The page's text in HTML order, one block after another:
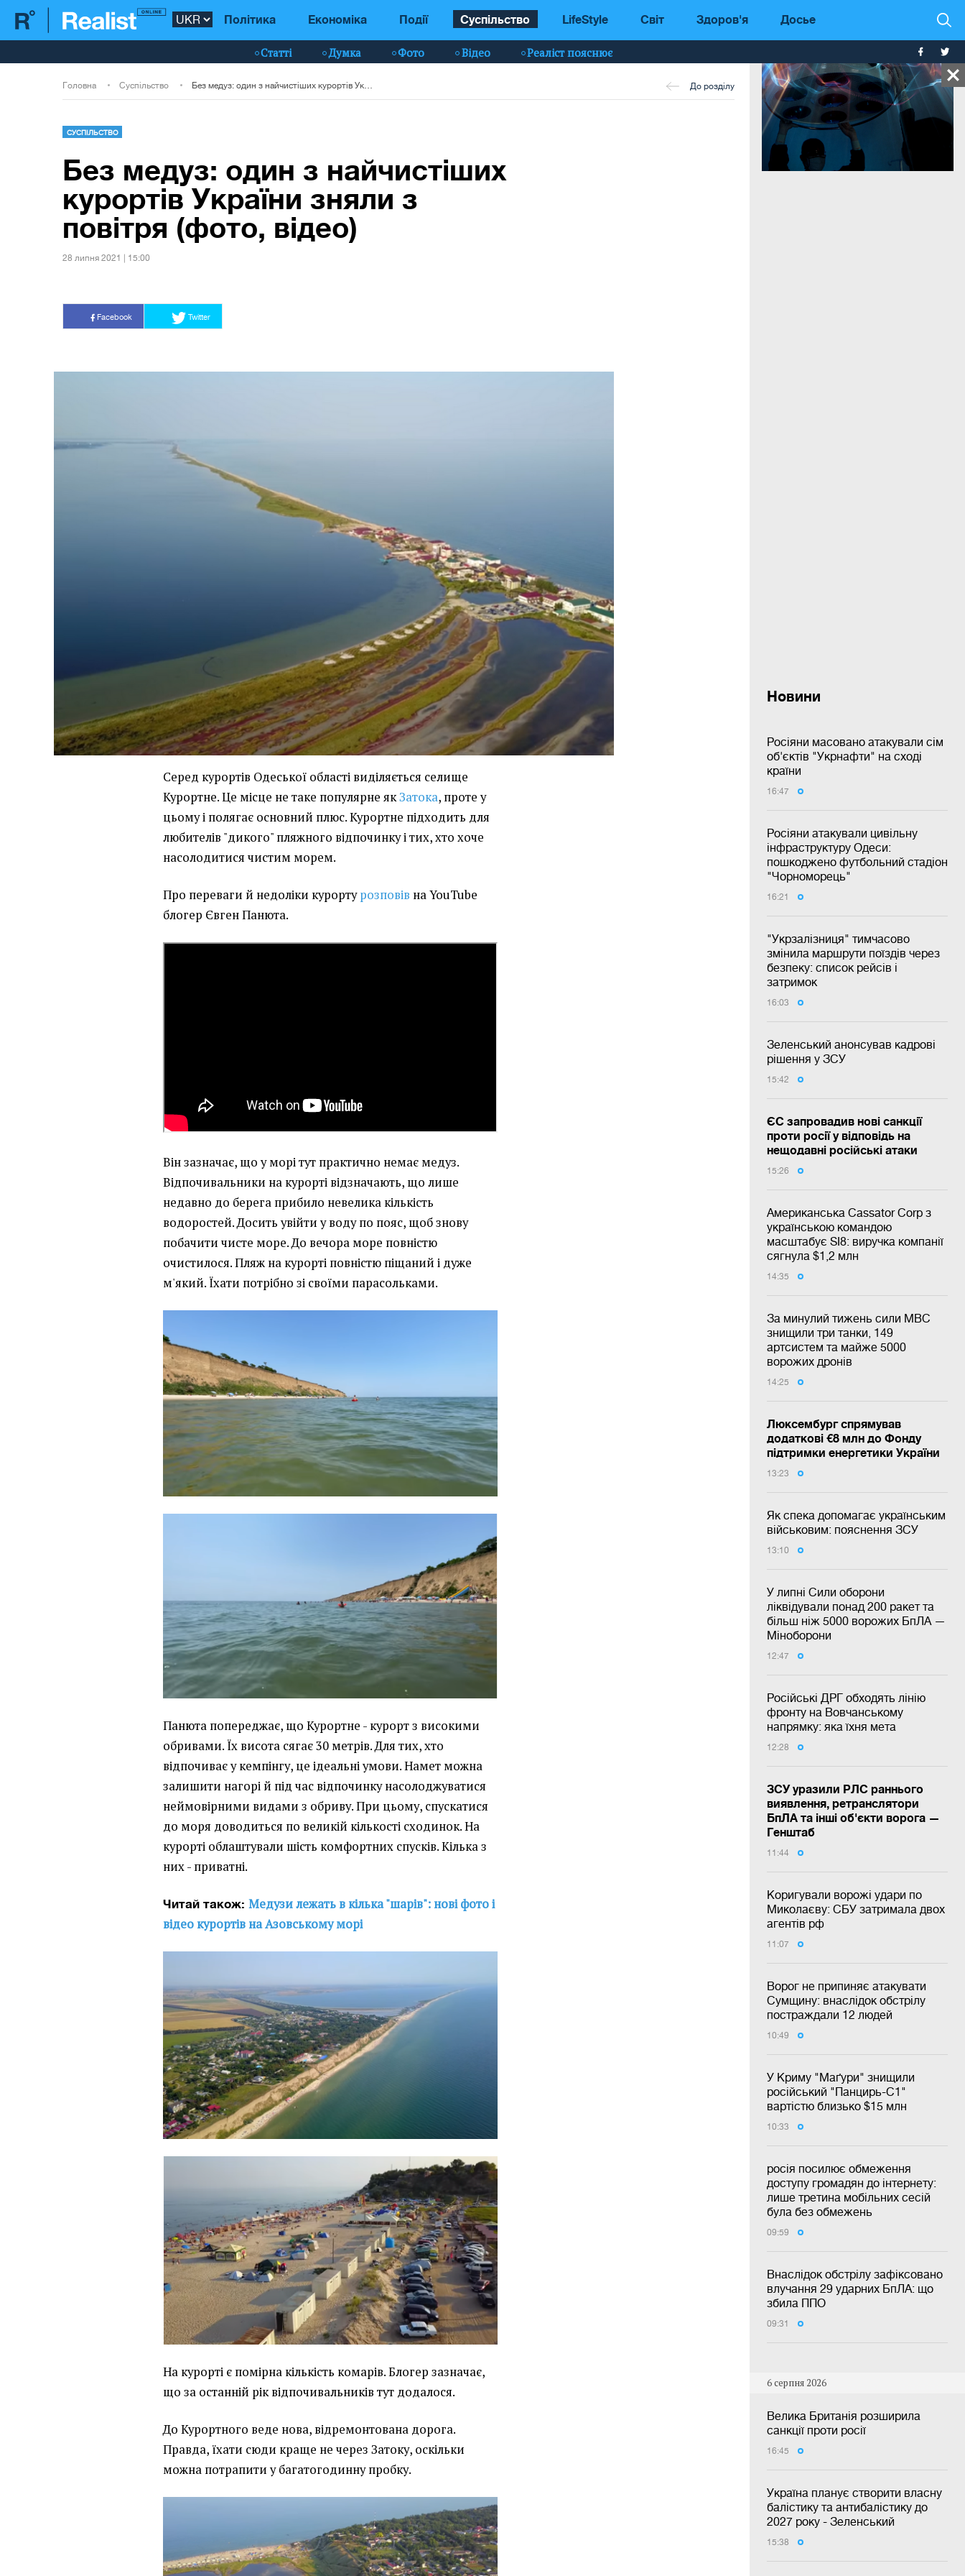
Політика Економіка Події Суспільство LifeStyle Світ Здоров'я Досье
Статті Думка Фото Відео Реаліст пояснює
Новини
Росіяни масовано атакували сім
об'єктів "Укрнафти" на сході
країни
16:47
Росіяни атакували цивільну
інфраструктуру Одеси:
пошкоджено футбольний стадіон
"Чорноморець"
16:21
"Укрзалізниця" тимчасово
змінила маршрути поїздів через
безпеку: список рейсів і
затримок
16:03
Зеленський анонсував кадрові
рішення у ЗСУ
15:42
ЄС запровадив нові санкції
проти росії у відповідь на
нещодавні російські атаки
15:26
Американська Cassator Corp з
українською командою
масштабує SI8: виручка компанії
сягнула $1,2 млн
14:35
За минулий тижень сили МВС
знищили три танки, 149
артсистем та майже 5000
ворожих дронів
14:25
Люксембург спрямував
додаткові €8 млн до Фонду
підтримки енергетики України
13:23
Як спека допомагає українським
військовим: пояснення ЗСУ
13:10
У липні Сили оборони
ліквідували понад 200 ракет та
більш ніж 5000 ворожих БпЛА —
Міноборони
12:47
Російські ДРГ обходять лінію
фронту на Вовчанському
напрямку: яка їхня мета
12:28
ЗСУ уразили РЛС раннього
виявлення, ретранслятори
БпЛА та інші об'єкти ворога —
Генштаб
11:44
Коригували ворожі удари по
Миколаєву: СБУ затримала двох
агентів рф
11:07
Ворог не припиняє атакувати
Сумщину: внаслідок обстрілу
постраждали 12 людей
10:49
У Криму "Маґури" знищили
російський "Панцирь-С1"
вартістю близько $15 млн
10:33
росія посилює обмеження
доступу громадян до інтернету:
лише третина мобільних сесій
була без обмежень
09:59
Внаслідок обстрілу зафіксовано
влучання 29 ударних БпЛА: що
збила ППО
09:31
6 серпня 2026
Велика Британія розширила
санкції проти росії
16:45
Україна планує створити власну
балістику та антибалістику до
2027 року - Зеленський
15:38
Головна Суспільство До розділу
СУСПІЛЬСТВО
Без медуз: один з найчистіших
курортів України зняли з
повітря (фото, відео)
28 липня 2021 | 15:00
Facebook Twitter
Серед курортів Одеської області виділяється селище
Курортне. Це місце не таке популярне якЗатока, проте у
цьому і полягає основний плюс. Курортне підходить для
любителів "дикого" пляжного відпочинку і тих, хто хоче
насолодитися чистим морем.
Про переваги й недоліки курортурозповів на YouTube
блогер Євген Панюта.
Він зазначає, що у морі тут практично немає медуз.
Відпочивальники на курорті відзначають, що лише
недавно до берега прибило невелика кількість
водоростей. Досить увійти у воду по пояс, щоб знову
побачити чисте море. До вечора море повністю
очистилося. Пляж на курорті повністю піщаний і дуже
м'який. Їхати потрібно зі своїми парасольками.
Панюта попереджає, що Курортне - курорт з високими
обривами. Їх висота сягає 30 метрів. Для тих, хто
відпочиває у кемпінгу, це ідеальні умови. Намет можна
залишити нагорі й під час відпочинку насолоджуватися
неймовірними видами з обриву. При цьому, спускатися
до моря доводиться по великій кількості сходинок. На
курорті облаштували шість комфортних спусків. Кілька з
них - приватні.
Читай також:Медузи лежать в кілька "шарів": нові фото і
відео курортів на Азовському морі
На курорті є помірна кількість комарів. Блогер зазначає,
що за останній рік відпочивальників тут додалося.
До Курортного веде нова, відремонтована дорога.
Правда, їхати сюди краще не через Затоку, оскільки
можна потрапити у багатогодинну пробку.